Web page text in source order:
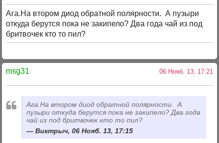
Ага.На втором диод обратной полярности. А пузыри
откуда берутся пока не закипело? Два года чай из под
бритвочек кто то пил?
msg31 06 Нояб. 13, 17:21
Ага.На втором диод обратной полярности. А
пузыри откуда берутся пока не закипело? Два года
чай из под бритвочек кто то пил?
Виктрыч, 06 Нояб. 13, 17:15